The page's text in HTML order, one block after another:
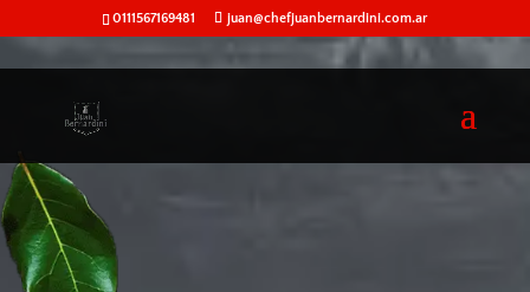
0111567169481 juan@chefjuanbernardini.com.ar
76
Puntuación SEO